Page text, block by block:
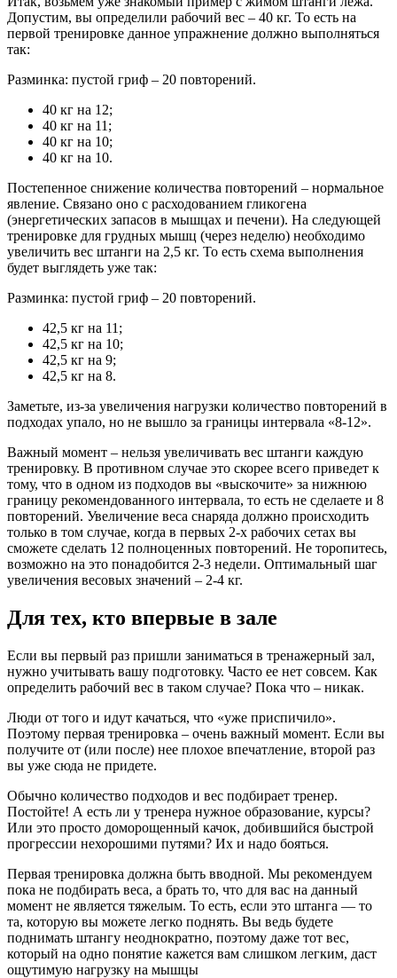
Допустим, вы определили рабочий вес – 40 кг. То есть на
первой тренировке данное упражнение должно выполняться
так:
Разминка: пустой гриф – 20 повторений.
40 кг на 12;
40 кг на 11;
40 кг на 10;
40 кг на 10.
Постепенное снижение количества повторений – нормальное
явление. Связано оно с расходованием гликогена
(энергетических запасов в мышцах и печени). На следующей
тренировке для грудных мышц (через неделю) необходимо
увеличить вес штанги на 2,5 кг. То есть схема выполнения
будет выглядеть уже так:
Разминка: пустой гриф – 20 повторений.
42,5 кг на 11;
42,5 кг на 10;
42,5 кг на 9;
42,5 кг на 8.
Заметьте, из-за увеличения нагрузки количество повторений в
подходах упало, но не вышло за границы интервала «8-12».
Важный момент – нельзя увеличивать вес штанги каждую
тренировку. В противном случае это скорее всего приведет к
тому, что в одном из подходов вы «выскочите» за нижнюю
границу рекомендованного интервала, то есть не сделаете и 8
повторений. Увеличение веса снаряда должно происходить
только в том случае, когда в первых 2-х рабочих сетах вы
сможете сделать 12 полноценных повторений. Не торопитесь,
возможно на это понадобится 2-3 недели. Оптимальный шаг
увеличения весовых значений – 2-4 кг.
Для тех, кто впервые в зале
Если вы первый раз пришли заниматься в тренажерный зал,
нужно учитывать вашу подготовку. Часто ее нет совсем. Как
определить рабочий вес в таком случае? Пока что – никак.
Люди от того и идут качаться, что «уже приспичило».
Поэтому первая тренировка – очень важный момент. Если вы
получите от (или после) нее плохое впечатление, второй раз
вы уже сюда не придете.
Обычно количество подходов и вес подбирает тренер.
Постойте! А есть ли у тренера нужное образование, курсы?
Или это просто доморощенный качок, добившийся быстрой
прогрессии нехорошими путями? Их и надо бояться.
Первая тренировка должна быть вводной. Мы рекомендуем
пока не подбирать веса, а брать то, что для вас на данный
момент не является тяжелым. То есть, если это штанга — то
та, которую вы можете легко поднять. Вы ведь будете
поднимать штангу неоднократно, поэтому даже тот вес,
который на одно понятие кажется вам слишком легким, даст
ощутимую нагрузку на мышцы